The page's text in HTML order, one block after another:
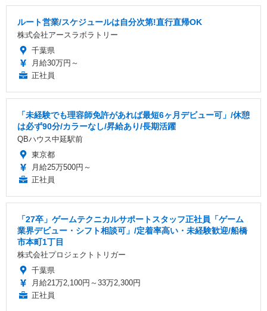
ルート営業/スケジュールは自分次第!直行直帰OK
株式会社アースラボラトリー
千葉県
月給30万円～
正社員
「未経験でも理容師免許があれば最短6ヶ月デビュー可」/休憩
は必ず90分/カラーなし/昇給あり/長期活躍
QBハウス中延駅前
東京都
月給25万500円～
正社員
「27卒」ゲームテクニカルサポートスタッフ正社員「ゲーム
業界デビュー・シフト相談可」/定着率高い・未経験歓迎/船橋
市本町1丁目
株式会社プロジェクトトリガー
千葉県
月給21万2,100円～33万2,300円
正社員